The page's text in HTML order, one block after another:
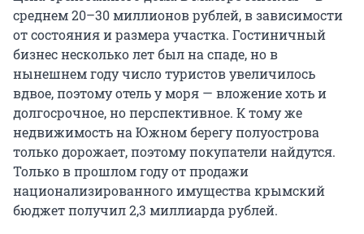
среднем 20–30 миллионов рублей, в зависимости
от состояния и размера участка. Гостиничный
бизнес несколько лет был на спаде, но в
нынешнем году число туристов увеличилось
вдвое, поэтому отель у моря — вложение хоть и
долгосрочное, но перспективное. К тому же
недвижимость на Южном берегу полуострова
только дорожает, поэтому покупатели найдутся.
Только в прошлом году от продажи
национализированного имущества крымский
бюджет получил 2,3 миллиарда рублей.